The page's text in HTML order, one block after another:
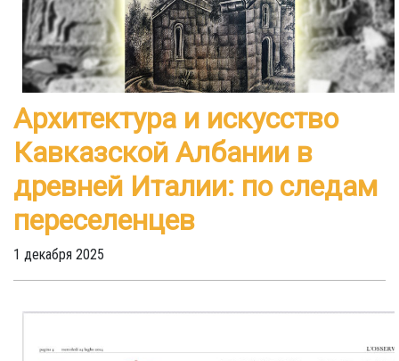
Архитектура и искусство
Кавказской Албании в
древней Италии: по следам
переселенцев
1 декабря 2025